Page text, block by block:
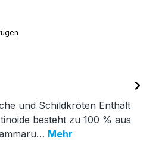
und Schildkröten Enthält
besteht zu 100 % aus
Mehr